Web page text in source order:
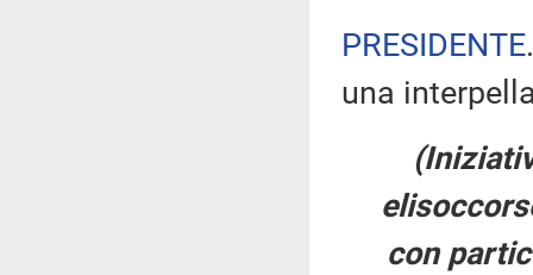
PRESIDENTE
una
con